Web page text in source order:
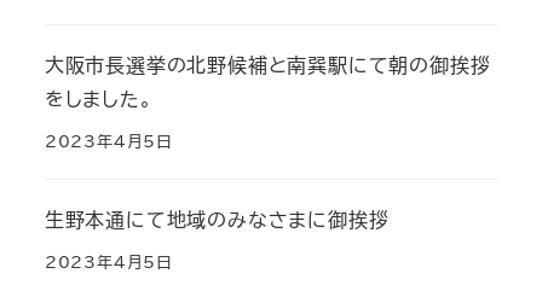
大阪市長選挙の北野候補と南巽駅にて朝の御挨拶
をしました。
2023年4月5日
生野本通にて地域のみなさまに御挨拶
2023年4月5日